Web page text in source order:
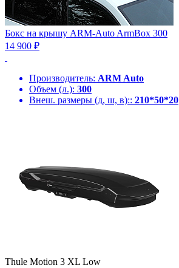
Бокс на крышу ARM-Auto ArmBox 300
14 900 ₽
Производитель: ARM Auto
Объем (л.): 300
Внеш. размеры (д, ш, в):: 210*50*20
Thule Motion 3 XL Low